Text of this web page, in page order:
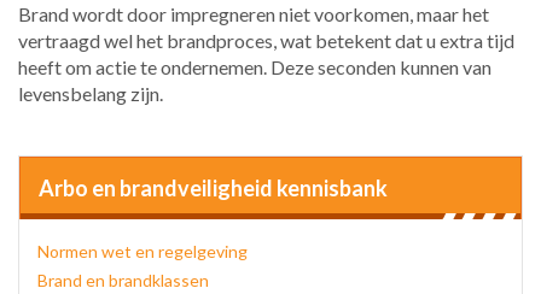
Brand wordt door impregneren niet voorkomen, maar het
vertraagd wel het brandproces, wat betekent dat u extra tijd
heeft om actie te ondernemen. Deze seconden kunnen van
levensbelang zijn.
Arbo en brandveiligheid kennisbank
Normen wet en regelgeving
Brand en brandklassen